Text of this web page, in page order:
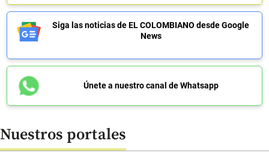
Siga las noticias de EL COLOMBIANO desde Google
News
Únete a nuestro canal de Whatsapp
Nuestros portales